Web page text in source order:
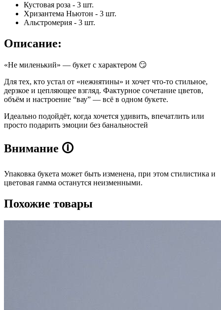
Кустовая роза - 3 шт.
Хризантема Ньютон - 3 шт.
Альстромерия - 3 шт.
Описание:
«Не миленький» — букет с характером 😏
Для тех, кто устал от «нежнятины» и хочет что-то стильное,
дерзкое и цепляющее взгляд. Фактурное сочетание цветов,
объём и настроение “вау” — всё в одном букете.
Идеально подойдёт, когда хочется удивить, впечатлить или
просто подарить эмоции без банальностей
Внимание 🛈
Упаковка букета может быть изменена, при этом стилистика и
цветовая гамма останутся неизменными.
Похожие товары